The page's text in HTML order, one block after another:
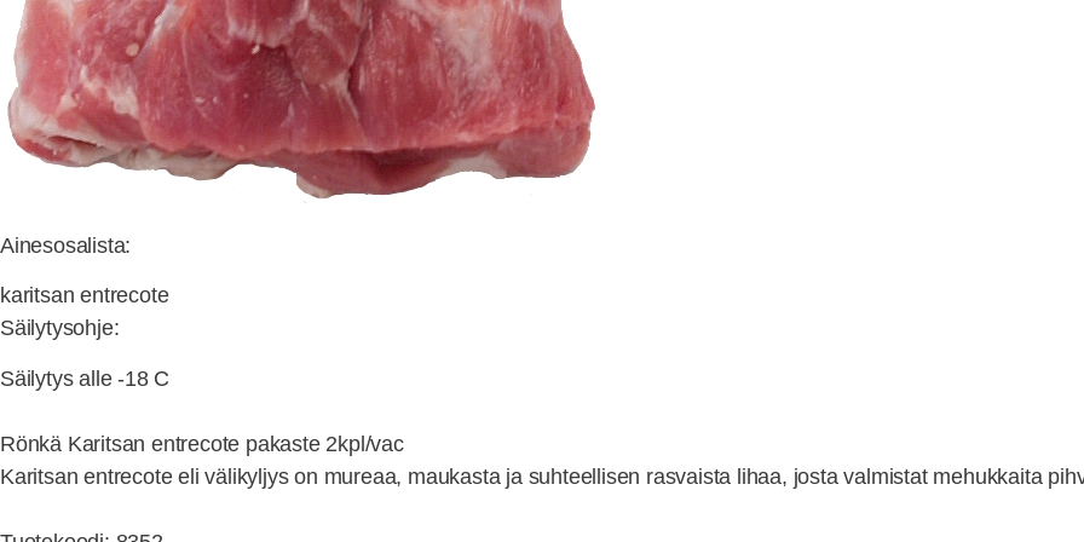
Ainesosalista:
karitsan entrecote
Säilytysohje:
Säilytys alle -18 C
Rönkä Karitsan entrecote pakaste 2kpl/vac
Karitsan entrecote eli välikyljys on mureaa, maukasta ja suhteellisen rasvaista lihaa, josta valmistat mehukkaita